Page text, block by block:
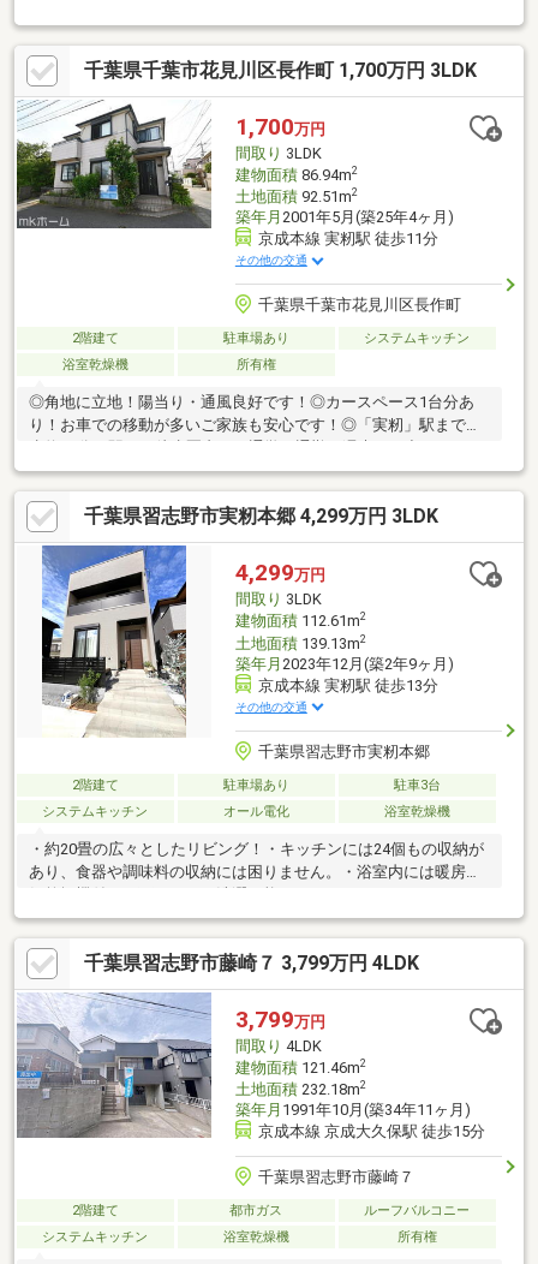
千葉県千葉市花見川区長作町 1,700万円 3LDK
1,700万円
間取り 3LDK
建物面積86.94m2
土地面積92.51m2
築年月 2001年5月(築25年4ヶ月)
京成本線 実籾駅 徒歩11分
その他の交通
千葉県千葉市花見川区長作町
2階建て 駐車場あり
システムキッチン
浴室乾燥機
所有権
◎角地に立地！陽当り・通風良好です！◎カースペース1台分あ
り！お車での移動が多いご家族も安心です！◎「実籾」駅まで徒
クセス良好です！◎生活利便施設が近隣に整う、子育て世帯にも
便利で暮らしやすい魅力的な住環境！◎ご家族みんながゆったり
くつろげる広々リビング！◎柔らかい和室付きの物件！和の空間
を感じることのできる落ち着きある一部屋です！◎クローゼット
が充実しているのでお荷物が多くてもキレイにスッキリ収納でき
ます！◎雨の日でも便利な浴室換気乾燥機付！◎南東側バルコニ
ーで陽当り良好！毎日のお洗濯も楽々です！
千葉県習志野市実籾本郷 4,299万円 3LDK
4,299万円
間取り 3LDK
建物面積112.61m2
土地面積139.13m2
築年月 2023年12月(築2年9ヶ月)
京成本線 実籾駅 徒歩13分
その他の交通
千葉県習志野市実籾本郷
2階建て 駐車場あり
駐車3台
システムキッチン
オール電化 浴室乾燥機
・約20畳の広々としたリビング！・キッチンには24個もの収納が
あり、食器や調味料の収納には困りません。・浴室内には暖房換
セットが1階と2階に2つもあり、収納力◎・屋上には水栓もある
為、ガーデニングも楽しめます！！
千葉県習志野市藤崎７ 3,799万円 4LDK
3,799万円
間取り 4LDK
建物面積121.46m2
土地面積232.18m2
築年月 1991年10月(築34年11ヶ月)
京成本線 京成大久保駅 徒歩15分
千葉県習志野市藤崎７
2階建て 都市ガス
ルーフバルコニー
システムキッチン
浴室乾燥機 所有権